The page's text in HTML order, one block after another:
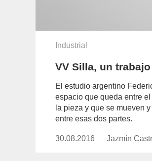
Industrial
VV Silla, un
El estudio argentino
espacio que queda entre
la pieza y que se mueven
entre esas dos partes.
Publicado
30.08.2016
https://
Jazmín